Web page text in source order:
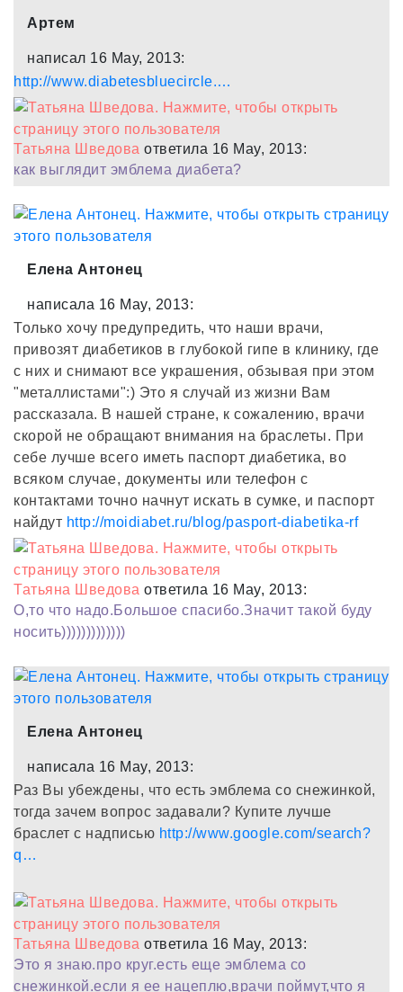
Артем
написал 16 May, 2013:
http://www.diabetesbluecircle.…
Татьяна Шведова ответила 16 May, 2013:
как выглядит эмблема диабета?
Елена Антонец
написала 16 May, 2013:
Только хочу предупредить, что наши врачи,
привозят диабетиков в глубокой гипе в клинику, где
с них и снимают все украшения, обзывая при этом
"металлистами":) Это я случай из жизни Вам
рассказала. В нашей стране, к сожалению, врачи
скорой не обращают внимания на браслеты. При
себе лучше всего иметь паспорт диабетика, во
всяком случае, документы или телефон с
контактами точно начнут искать в сумке, и паспорт
найдут http://moidiabet.ru/blog/pasport-diabetika-rf
Татьяна Шведова ответила 16 May, 2013:
О,то что надо.Большое спасибо.Значит такой буду
носить)))))))))))))
Елена Антонец
написала 16 May, 2013:
Раз Вы убеждены, что есть эмблема со снежинкой,
тогда зачем вопрос задавали? Купите лучше
браслет с надписью http://www.google.com/search?
q…
Татьяна Шведова ответила 16 May, 2013:
Это я знаю.про круг.есть еще эмблема со
снежинкой.если я ее нацеплю,врачи поймут,что я